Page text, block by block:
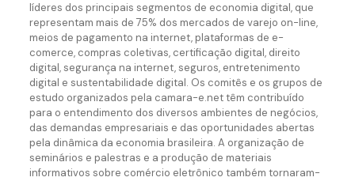
líderes dos principais segmentos de economia digital, que
representam mais de 75% dos mercados de varejo on-line,
meios de pagamento na internet, plataformas de e-
comerce, compras coletivas, certificação digital, direito
digital, segurança na internet, seguros, entretenimento
digital e sustentabilidade digital. Os comitês e os grupos de
estudo organizados pela camara-e.net têm contribuído
para o entendimento dos diversos ambientes de negócios,
das demandas empresariais e das oportunidades abertas
pela dinâmica da economia brasileira. A organização de
seminários e palestras e a produção de materiais
informativos sobre comércio eletrônico também tornaram-